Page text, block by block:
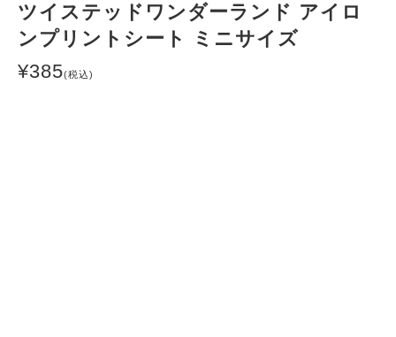
ツイステッドワンダーランド アイロ
ンプリントシート ミニサイズ
¥385(税込)